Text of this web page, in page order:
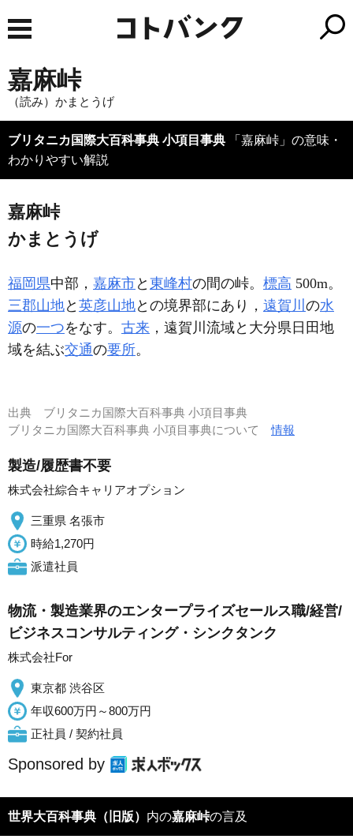
嘉麻峠
（読み）かまとうげ
ブリタニカ国際大百科事典 小項目事典 「嘉麻峠」の意味・
わかりやすい解説
嘉麻峠
かまとうげ
福岡県中部， 嘉麻市と 東峰村の間の峠。 標高 500m。
三郡山地と 英彦山地との境界部にあり， 遠賀川 の水
源の一つをなす。 古来 ，遠賀川流域と大分県日田地
域を結ぶ交通の要所。
出典 ブリタニカ国際大百科事典 小項目事典
ブリタニカ国際大百科事典 小項目事典について情報
製造/履歴書不要
株式会社綜合キャリアオプション
三重県 名張市
時給1,270円
派遣社員
物流・製造業界のエンタープライズセールス職/経営/
ビジネスコンサルティング・シンクタンク
株式会社For
東京都 渋谷区
年収600万円～800万円
正社員 / 契約社員
Sponsored by
世界大百科事典（旧版） 内の嘉麻峠の言及